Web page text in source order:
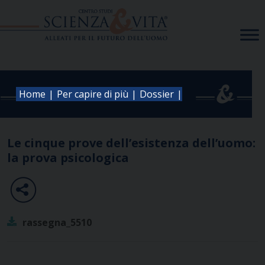
Home | Per capire di più | Dossier |
Le cinque prove dell’esistenza dell’uomo:
la prova psicologica
rassegna_5510